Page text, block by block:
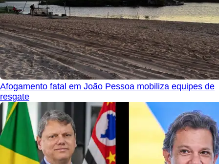
Afogamento fatal em João Pessoa mobiliza equipes de
resgate